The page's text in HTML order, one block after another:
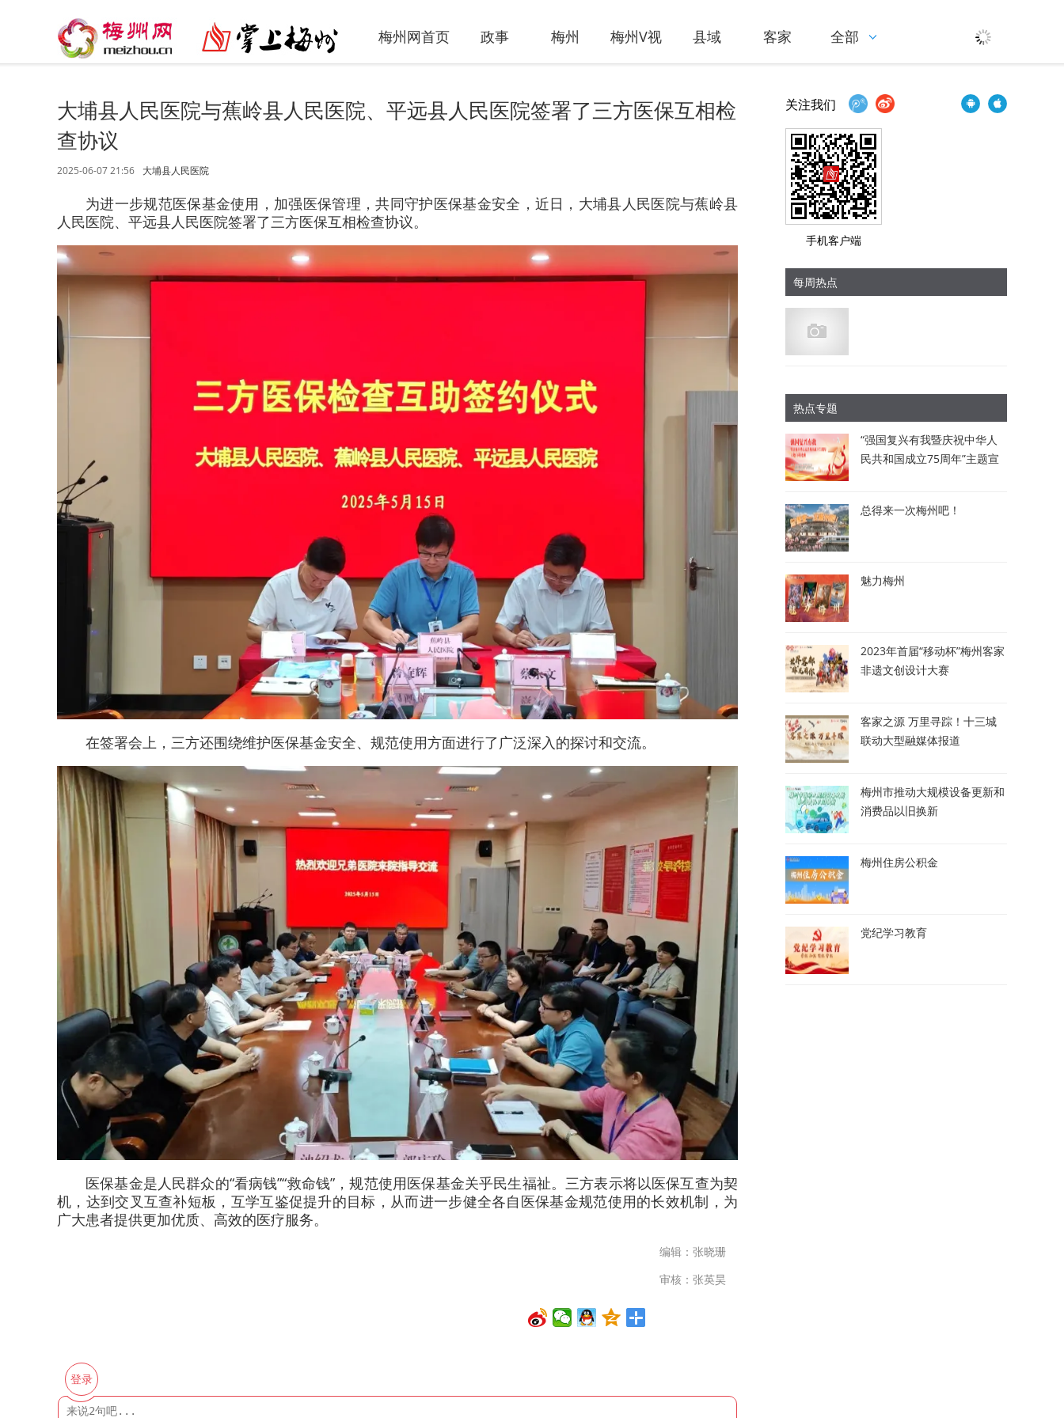
梅州网首页 政事 梅州 梅州V视 县域 客家 全部
大埔县人民医院与蕉岭县人民医院、平远县人民医院签署了三方医保互相检
查协议
2025-06-07 21:56 大埔县人民医院
为进一步规范医保基金使用，加强医保管理，共同守护医保基金安全，近日，大埔县人民医院与蕉岭县
人民医院、平远县人民医院签署了三方医保互相检查协议。
在签署会上，三方还围绕维护医保基金安全、规范使用方面进行了广泛深入的探讨和交流。
医保基金是人民群众的“看病钱”“救命钱”，规范使用医保基金关乎民生福祉。三方表示将以医保互查为契
机，达到交叉互查补短板，互学互鉴促提升的目标，从而进一步健全各自医保基金规范使用的长效机制，为
广大患者提供更加优质、高效的医疗服务。
编辑：张晓珊
审核：张英昊
登录
关注我们
手机客户端
每周热点
热点专题
“强国复兴有我暨庆祝中华人
民共和国成立75周年”主题宣
总得来一次梅州吧！
魅力梅州
2023年首届“移动杯”梅州客家
非遗文创设计大赛
客家之源 万里寻踪！十三城
联动大型融媒体报道
梅州市推动大规模设备更新和
消费品以旧换新
梅州住房公积金
党纪学习教育